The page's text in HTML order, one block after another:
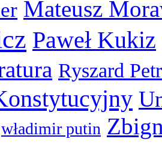
Mateusz
Paweł Kukiz
Ryszard
władimir putin